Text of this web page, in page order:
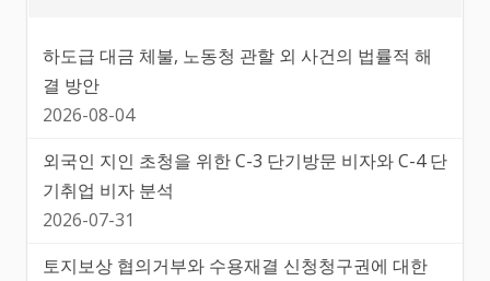
하도급 대금 체불, 노동청 관할 외 사건의 법률적 해
결 방안
2026-08-04
외국인 지인 초청을 위한 C-3 단기방문 비자와 C-4 단
기취업 비자 분석
2026-07-31
토지보상 협의거부와 수용재결 신청청구권에 대한